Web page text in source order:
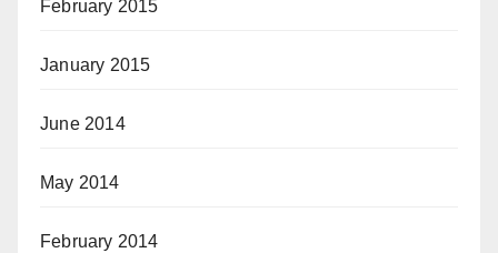
February 2015
January 2015
June 2014
May 2014
February 2014